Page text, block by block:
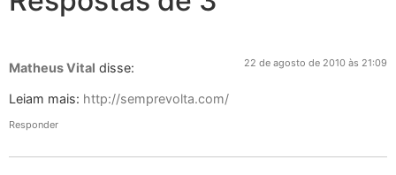
Matheus Vital disse: 22 de agosto de 2010 às 21:09
Leiam mais: http://semprevolta.com/
Responder